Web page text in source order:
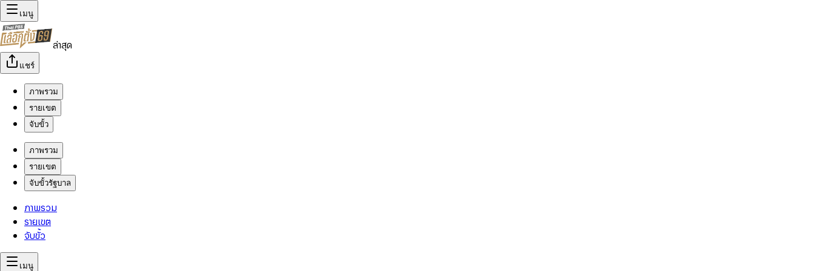
เมนู
ล่าสุด
แชร์
ภาพรวม
รายเขต
จับขั้ว
ภาพรวม
รายเขต
จับขั้วรัฐบาล
ภาพรวม
รายเขต
จับขั้ว
เมนู